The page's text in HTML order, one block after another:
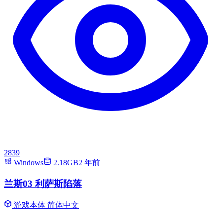
2839
Windows
2.18GB2 年前
兰斯03 利萨斯陷落
游戏本体 简体中文